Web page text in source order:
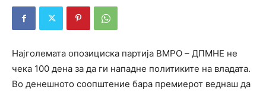
Најголемата опозициска партија ВМРО – ДПМНЕ не
чека 100 дена за да ги нападне политиките на владата.
Во денешното соопштение бара премиерот веднаш да